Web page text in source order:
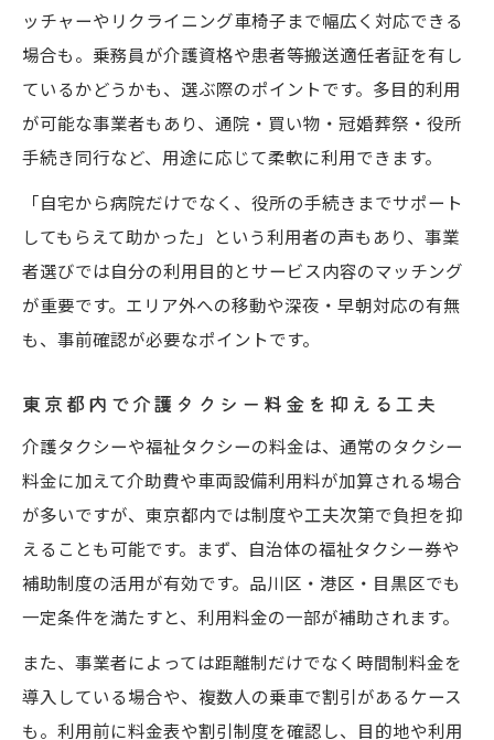
ッチャーやリクライニング車椅子まで幅広く対応できる
場合も。乗務員が介護資格や患者等搬送適任者証を有し
ているかどうかも、選ぶ際のポイントです。多目的利用
が可能な事業者もあり、通院・買い物・冠婚葬祭・役所
手続き同行など、用途に応じて柔軟に利用できます。
「自宅から病院だけでなく、役所の手続きまでサポート
してもらえて助かった」という利用者の声もあり、事業
者選びでは自分の利用目的とサービス内容のマッチング
が重要です。エリア外への移動や深夜・早朝対応の有無
も、事前確認が必要なポイントです。
東京都内で介護タクシー料金を抑える工夫
介護タクシーや福祉タクシーの料金は、通常のタクシー
料金に加えて介助費や車両設備利用料が加算される場合
が多いですが、東京都内では制度や工夫次第で負担を抑
えることも可能です。まず、自治体の福祉タクシー券や
補助制度の活用が有効です。品川区・港区・目黒区でも
一定条件を満たすと、利用料金の一部が補助されます。
また、事業者によっては距離制だけでなく時間制料金を
導入している場合や、複数人の乗車で割引があるケース
も。利用前に料金表や割引制度を確認し、目的地や利用